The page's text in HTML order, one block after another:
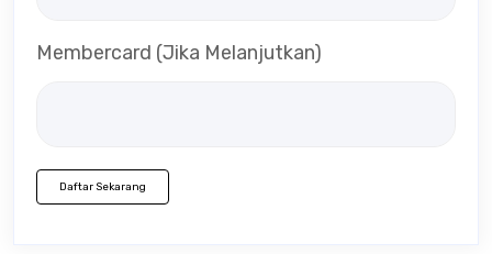
Membercard (Jika Melanjutkan)
Daftar Sekarang